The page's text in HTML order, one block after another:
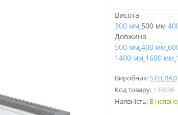
Виробник:STELRAD
Код товару: 138096
Наявність: В
Висота
300 мм 500 мм
Довжина
500 мм 400 мм
1400 мм 1600 мм